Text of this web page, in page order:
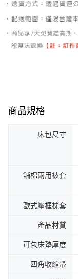
商品規格
床包尺寸
舖棉兩用被套
歐式壓框枕套
產品材質
可包床墊厚度
四角收縮帶